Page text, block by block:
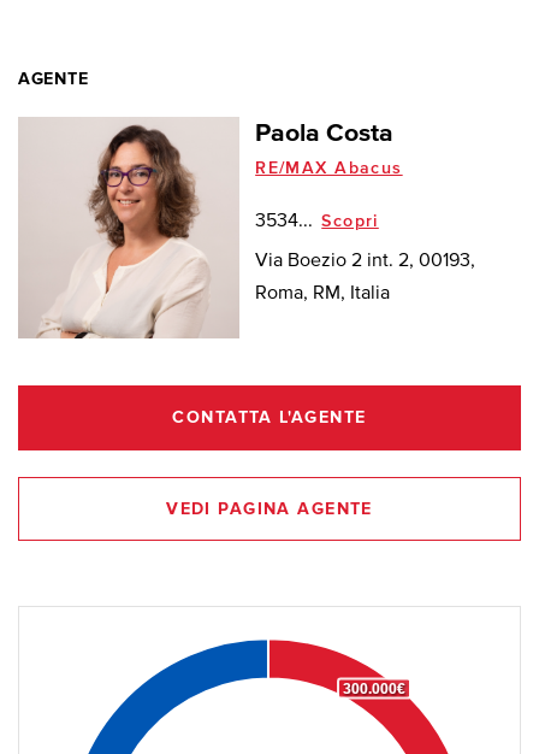
AGENTE
Paola Costa
RE/MAX Abacus
3534... Scopri
Via Boezio 2 int. 2, 00193,
Roma, RM, Italia
CONTATTA L'AGENTE
VEDI PAGINA AGENTE
300.000€